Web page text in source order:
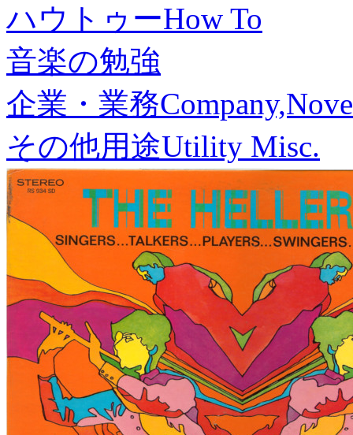
ハウトゥーHow To
音楽の勉強
企業・業務
その他用途Utility Misc.